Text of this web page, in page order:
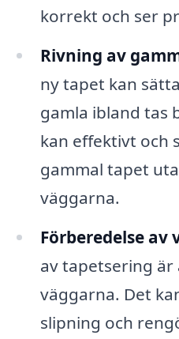
korrekt och ser
Rivning av
ny tapet kan
gamla ibland tas
kan effektivt och
gammal tapet
väggarna.
Förberedelse av
av tapetsering
väggarna. Det
slipning och